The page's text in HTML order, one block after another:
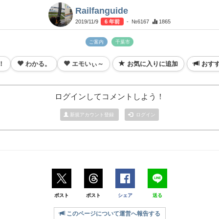
Railfanguide
2019/11/9 6 年前 - №6167 1865
ご案内 千葉市
わかる。 エモいぃ～ お気に入りに追加 おす
ログインしてコメントしよう！
新規アカウント登録 ログイン
ポスト ポスト シェア 送る
このページについて運営へ報告する